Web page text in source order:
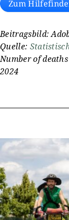
Zum
Beitragsbild:
Quelle:
Number of
2024